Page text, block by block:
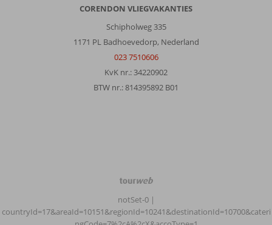
CORENDON VLIEGVAKANTIES
Schipholweg 335
1171 PL Badhoevedorp, Nederland
023 7510606
KvK nr.: 34220902
BTW nr.: 814395892 B01
TourWeb
©
NetMatch
notSet-0 |
countryId=17&areaId=10151&regionId=10241&destinationId=10700&cateri